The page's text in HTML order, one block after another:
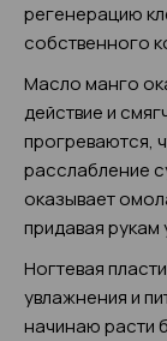
регенерацию
собственного
Масло манго
действие и
прогреваются,
расслабление
оказывает
придавая рукам
Ногтевая
увлажнения и
начинаю расти